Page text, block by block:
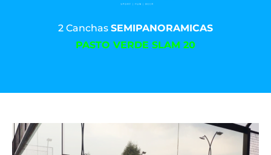
2 Canchas SEMIPANORAMICAS
PASTO VERDE SLAM 20